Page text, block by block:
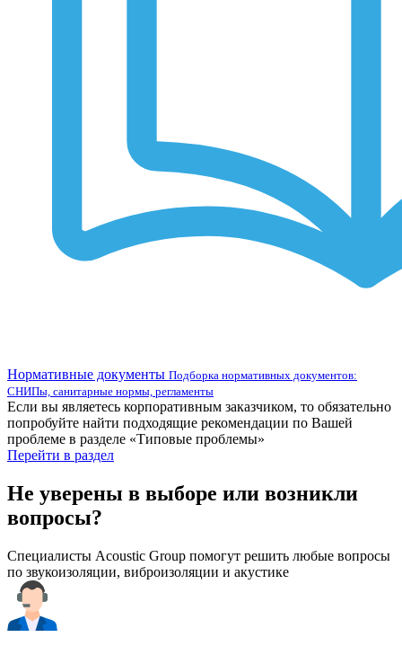
Нормативные документы Подборка нормативных документов:
СНИПы, санитарные нормы, регламенты
Если вы являетесь корпоративным заказчиком, то обязательно
попробуйте найти подходящие рекомендации по Вашей
проблеме в разделе «Типовые проблемы»
Перейти в раздел
Не уверены в выборе или возникли
вопросы?
Специалисты Acoustic Group помогут решить любые вопросы
по звукоизоляции, виброизоляции и акустике